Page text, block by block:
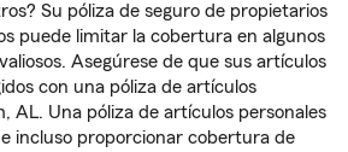
Su póliza de seguro de propietarios
puede limitar la cobertura en algunos
Asegúrese de que sus artículos
con una póliza de artículos
AL. Una póliza de artículos personales
incluso proporcionar cobertura de